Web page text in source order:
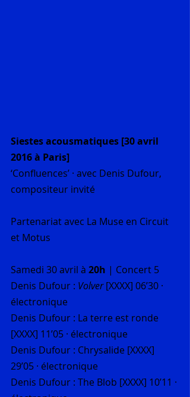
Siestes acousmatiques [30 avril
2016 à Paris]
‘Confluences’ · avec Denis Dufour,
compositeur invité
Partenariat avec La Muse en Circuit
et Motus
Samedi 30 avril à 20h | Concert 5
Denis Dufour : Volver [XXXX] 06’30 ·
électronique
Denis Dufour : La terre est ronde
[XXXX] 11’05 · électronique
Denis Dufour : Chrysalide [XXXX]
29’05 · électronique
Denis Dufour : The Blob [XXXX] 10’11 ·